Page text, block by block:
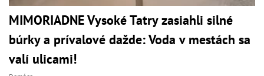
MIMORIADNE Vysoké Tatry zasiahli silné
búrky a prívalové dažde: Voda v mestách sa
valí ulicami!